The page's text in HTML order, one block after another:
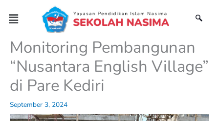
content
Menu
Monitoring Pembangunan
“Nusantara English Village”
di Pare Kediri
September 3, 2024